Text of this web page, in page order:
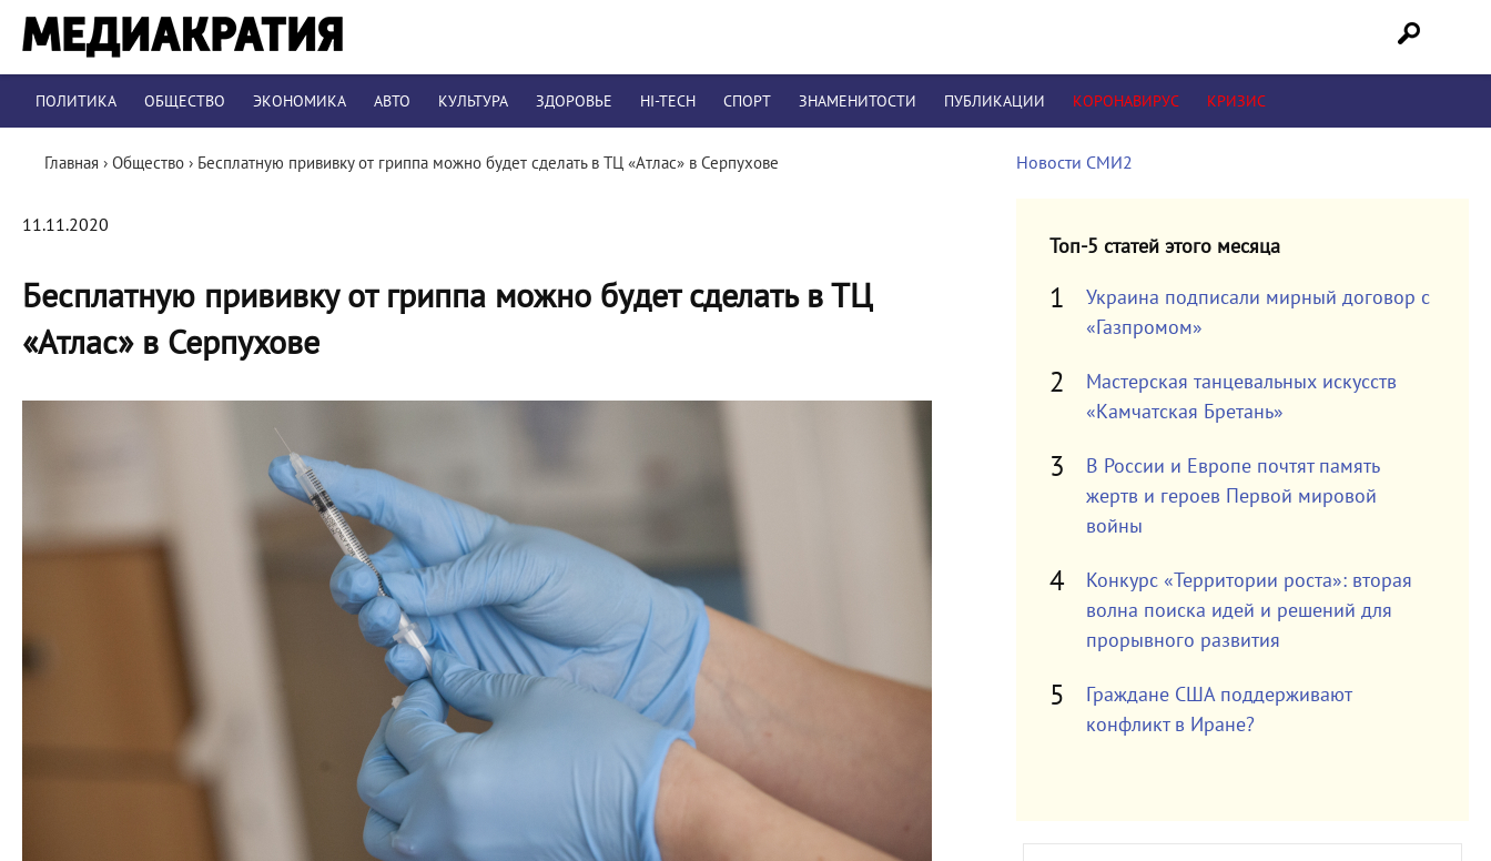
ПОЛИТИКА ОБЩЕСТВО ЭКОНОМИКА АВТО КУЛЬТУРА ЗДОРОВЬЕ HI-TECH СПОРТ ЗНАМЕНИТОСТИ ПУБЛИКАЦИИ КОРОНАВИРУС КРИЗИС
Главная › Общество › Бесплатную прививку от гриппа можно будет сделать в ТЦ «Атлас» в Серпухове
11.11.2020
Бесплатную прививку от гриппа можно будет сделать в ТЦ
«Атлас» в Серпухове
Новости СМИ2
Топ-5 статей этого месяца
Украина подписали мирный договор с
«Газпромом»
Мастерская танцевальных искусств
«Камчатская Бретань»
В России и Европе почтят память
жертв и героев Первой мировой
войны
Конкурс «Территории роста»: вторая
волна поиска идей и решений для
прорывного развития
Граждане США поддерживают
конфликт в Иране?